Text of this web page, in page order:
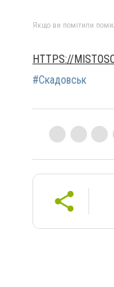
Якщо ви помітили
HTTPS://
#Скадовськ